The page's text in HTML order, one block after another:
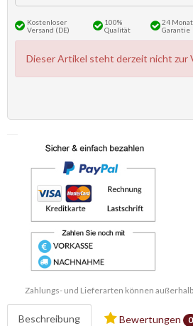
Kostenloser
Versand (DE)
100%
Qualität
24
Garantie
Dieser Artikel steht derzeit nicht zur
Zahlungs- und Lieferarten können
Beschreibung Bewertungen 0